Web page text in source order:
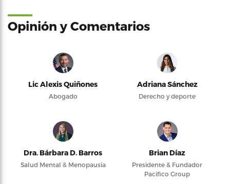
Opinión y Comentarios
Lic Alexis Quiñones
Abogado
Adriana Sánchez
Derecho y deporte
Dra. Bárbara D. Barros
Salud Mental & Menopausia
Brian Díaz
Presidente & Fundador
Pacifico Group